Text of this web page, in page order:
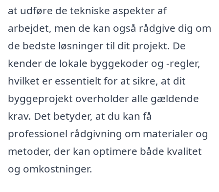
at udføre de tekniske aspekter af
arbejdet, men de kan også rådgive dig om
de bedste løsninger til dit projekt. De
kender de lokale byggekoder og -regler,
hvilket er essentielt for at sikre, at dit
byggeprojekt overholder alle gældende
krav. Det betyder, at du kan få
professionel rådgivning om materialer og
metoder, der kan optimere både kvalitet
og omkostninger.